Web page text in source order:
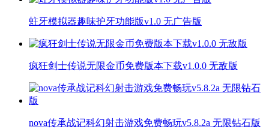
蛀牙模拟器趣味护牙功能版v1.0 无广告版
疯狂剑士传说无限金币免费版本下载v1.0.0 无敌版
nova传承战记科幻射击游戏免费畅玩v5.8.2a 无限钻石版